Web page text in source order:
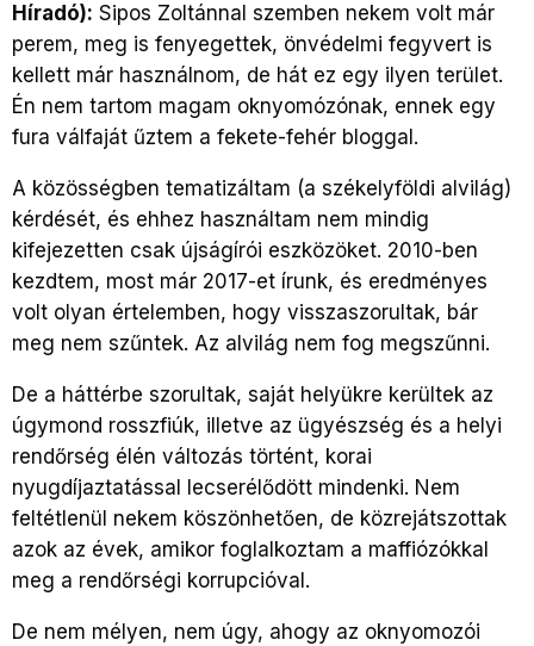
Híradó): Sipos Zoltánnal szemben nekem volt már
perem, meg is fenyegettek, önvédelmi fegyvert is
kellett már használnom, de hát ez egy ilyen terület.
Én nem tartom magam oknyomózónak, ennek egy
fura válfaját űztem a fekete-fehér bloggal.
A közösségben tematizáltam (a székelyföldi alvilág)
kérdését, és ehhez használtam nem mindig
kifejezetten csak újságírói eszközöket. 2010-ben
kezdtem, most már 2017-et írunk, és eredményes
volt olyan értelemben, hogy visszaszorultak, bár
meg nem szűntek. Az alvilág nem fog megszűnni.
De a háttérbe szorultak, saját helyükre kerültek az
úgymond rosszfiúk, illetve az ügyészség és a helyi
rendőrség élén változás történt, korai
nyugdíjaztatással lecserélődött mindenki. Nem
feltétlenül nekem köszönhetően, de közrejátszottak
azok az évek, amikor foglalkoztam a maffiózókkal
meg a rendőrségi korrupcióval.
De nem mélyen, nem úgy, ahogy az oknyomozói